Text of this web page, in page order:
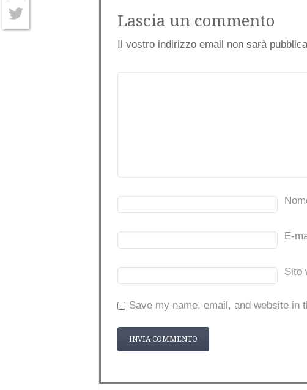
Lascia un commento
Il vostro indirizzo email non sarà
E-
Sito
Save my name, email, and website in
Facebook
Twitter